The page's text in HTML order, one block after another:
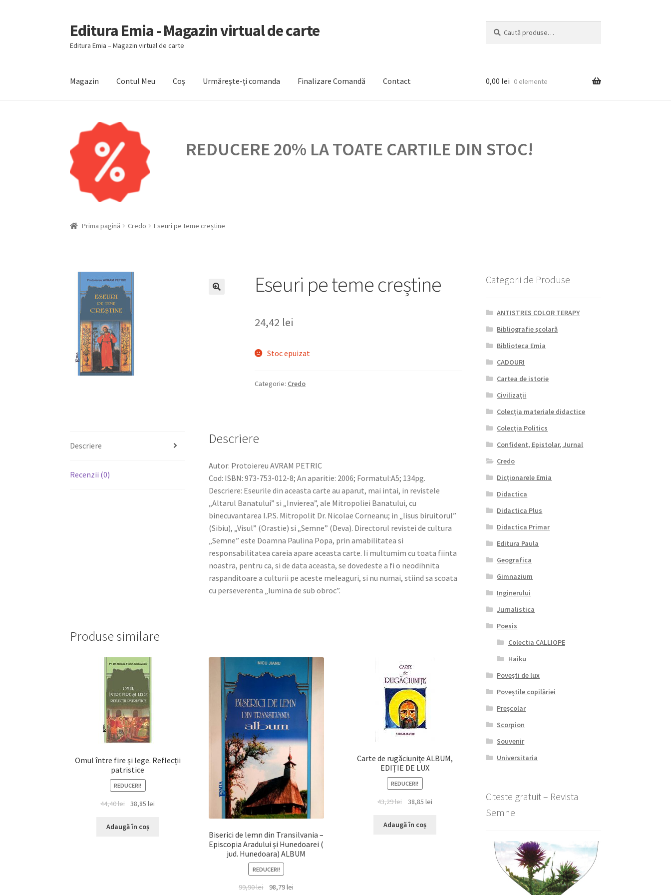
Sari
la
navigare
Sari
la
conținut
Editura Emia - Magazin virtual de carte
Editura Emia – Magazin virtual de carte
după:
Magazin Contul Meu Coș Urmărește-ți comanda Finalizare Comandă Contact 0,00 lei 0 elemente
REDUCERE 20% LA TOATE CARTILE DIN STOC!
Prima pagină Credo Eseuri pe teme creștine
Eseuri pe teme creștine
24,42 lei
Stoc epuizat
Categorie: Credo
Descriere
Recenzii (0)
Descriere
Autor: Protoiereu AVRAM PETRIC
Cod: ISBN: 973-753-012-8; An aparitie: 2006; Formatul:A5; 134pg.
Descriere: Eseurile din aceasta carte au aparut, mai intai, in revistele
„Altarul Banatului” si „Invierea”, ale Mitropoliei Banatului, cu
binecuvantarea I.P.S. Mitropolit Dr. Nicolae Corneanu; in „Iisus biruitorul”
(Sibiu), „Visul” (Orastie) si „Semne” (Deva). Directorul revistei de cultura
„Semne” este Doamna Paulina Popa, prin amabilitatea si
responsabilitatea careia apare aceasta carte. Ii multumim cu toata fiinta
noastra, pentru ca, si de data aceasta, se dovedeste a fi o neodihnita
raspanditoare a culturii pe aceste meleaguri, si nu numai, stiind sa scoata
cu perseverenta „lumina de sub obroc”.
Produse similare
Omul între fire și lege. Reflecții
patristice
REDUCERI!
44,40lei
Prețul
a
38,85lei
Adaugă în coș
Biserici de lemn din Transilvania –
Episcopia Aradului și Hunedoarei (
jud. Hunedoara) ALBUM
REDUCERI!
99,90lei
Prețul
98,79lei
Carte de rugăciuniţe ALBUM,
EDIȚIE DE LUX
REDUCERI!
43,29lei
Prețul
a
38,85 leiPrețul
Adaugă în coș
Categorii de Produse
ANTISTRES COLOR TERAPY
Bibliografie şcolară
Biblioteca Emia
CADOURI
Cartea de istorie
Civilizații
Colecția materiale didactice
Colecția Politics
Confident, Epistolar, Jurnal
Credo
Dicționarele Emia
Didactica
Didactica Plus
Didactica Primar
Editura Paula
Geografica
Gimnazium
Inginerului
Jurnalistica
Poesis
Colectia CALLIOPE
Haiku
Povești de lux
Poveștile copilăriei
Preșcolar
Scorpion
Souvenir
Universitaria
Citeste gratuit – Revista
Semne